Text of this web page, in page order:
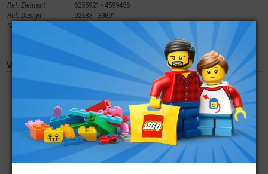
Ref. Element
6255921 - 4599456
Ref. Design
92583 - 39891
Couleur
13 - Transparent Marron Noir - Transparent Brown - Old
Trans-Black
Vous aimerez aussi les produits suivants
LEGO® ACCESSOIRE
NACELLE 2X3X2
CAMION DE POMPIER
LEGO® PLATE LISSE
2X3 IMPRIMÉE GLOBE
TERRESTRE
LEGO® MINI-
FIGURINE CHEVEUX
AVEC CHAPEAU